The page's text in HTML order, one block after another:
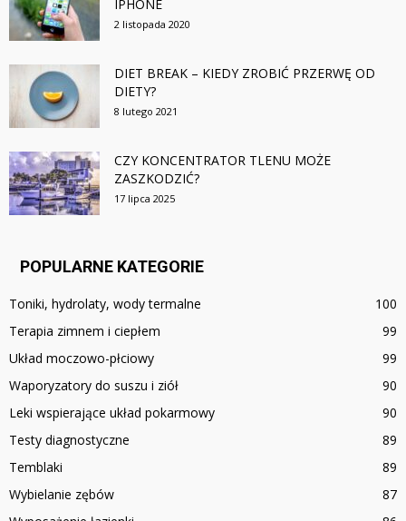
IPHONE
2 listopada 2020
DIET BREAK – KIEDY ZROBIĆ PRZERWĘ OD
DIETY?
8 lutego 2021
CZY KONCENTRATOR TLENU MOŻE
ZASZKODZIĆ?
17 lipca 2025
POPULARNE KATEGORIE
Toniki, hydrolaty, wody termalne
100
Terapia zimnem i ciepłem
99
Układ moczowo-płciowy
99
Waporyzatory do suszu i ziół
90
Leki wspierające układ pokarmowy
90
Testy diagnostyczne
89
Temblaki
89
Wybielanie zębów
87